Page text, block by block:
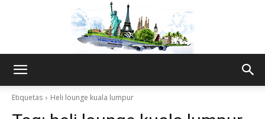
Etiquetas Heli lounge kuala lumpur